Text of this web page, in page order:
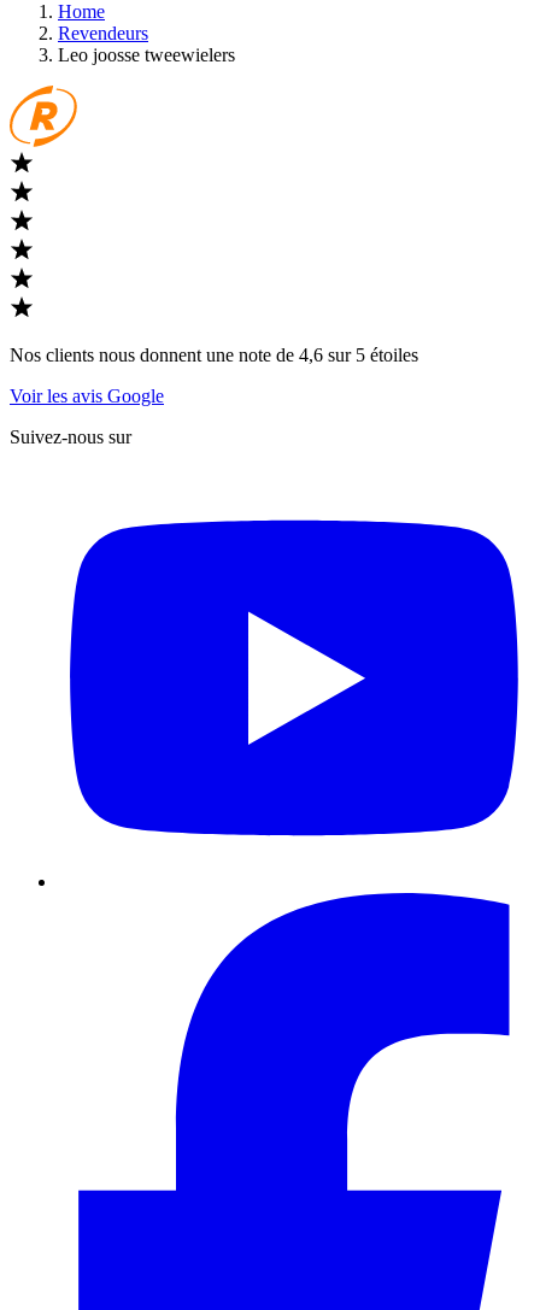
Home
Revendeurs
Leo joosse tweewielers
Nos clients nous donnent une note de 4,6 sur 5 étoiles
Voir les avis Google
Suivez-nous sur